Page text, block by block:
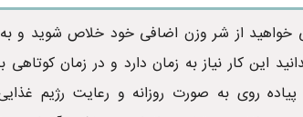
خواهید از شر وزن اضافی خود خلاص شوید و
این کار نیاز به زمان دارد و در زمان
روی به صورت روزانه و رعایت رژیم